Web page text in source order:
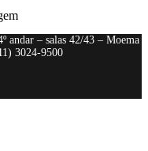
andar – salas 42/43 – Moema
3024-9500